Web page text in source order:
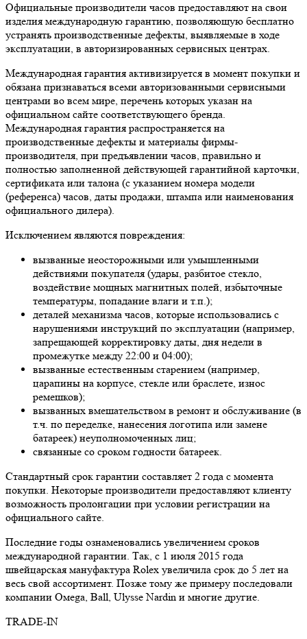
Официальные производители часов предоставляют на свои
изделия международную гарантию, позволяющую бесплатно
устранять производственные дефекты, выявляемые в ходе
эксплуатации, в авторизированных сервисных центрах.
Международная гарантия активизируется в момент покупки и
обязана признаваться всеми авторизованными сервисными
центрами во всем мире, перечень которых указан на
официальном сайте соответствующего бренда.
Международная гарантия распространяется на
производственные дефекты и материалы фирмы-
производителя, при предъявлении часов, правильно и
полностью заполненной действующей гарантийной карточки,
сертификата или талона (с указанием номера модели
(референса) часов, даты продажи, штампа или наименования
официального дилера).
Исключением являются повреждения:
вызванные неосторожными или умышленными
действиями покупателя (удары, разбитое стекло,
воздействие мощных магнитных полей, избыточные
температуры, попадание влаги и т.п.);
деталей механизма часов, которые использовались с
нарушениями инструкций по эксплуатации (например,
запрещающей корректировку даты, дня недели в
промежутке между 22:00 и 04:00);
вызванные естественным старением (например,
царапины на корпусе, стекле или браслете, износ
ремешков);
вызванных вмешательством в ремонт и обслуживание (в
т.ч. по переделке, нанесения логотипа или замене
батареек) неуполномоченных лиц;
связанные со сроком годности батареек.
Стандартный срок гарантии составляет 2 года с момента
покупки. Некоторые производители предоставляют клиенту
возможность пролонгации при условии регистрации на
официального сайте.
Последние годы ознаменовались увеличением сроков
международной гарантии. Так, с 1 июля 2015 года
швейцарская мануфактура Rolex увеличила срок до 5 лет на
весь свой ассортимент. Позже тому же примеру последовали
компании Oмеga, Ball, Ulysse Nardin и многие другие.
TRADE-IN